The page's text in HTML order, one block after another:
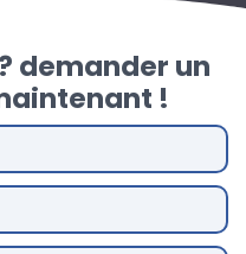
demander un
!